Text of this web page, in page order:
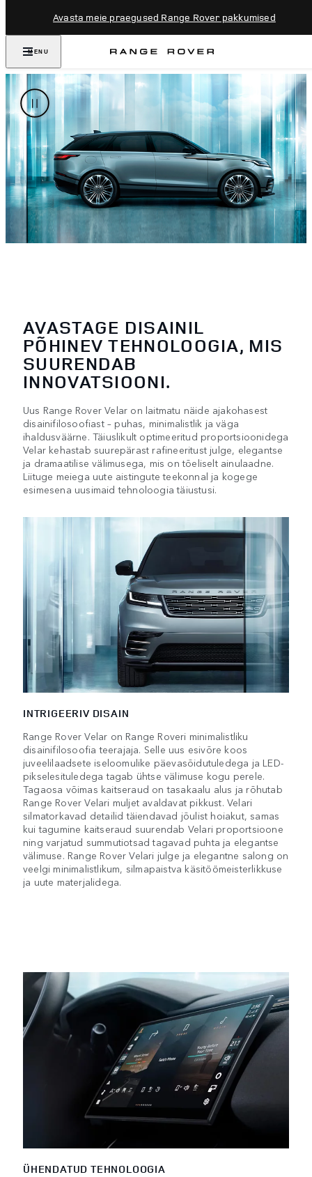
Avasta meie praegused Range Rover pakkumised
MENU
AVASTAGE DISAINIL
PÕHINEV TEHNOLOOGIA, MIS
SUURENDAB
INNOVATSIOONI.
Uus Range Rover Velar on laitmatu näide ajakohasest
disainifilosoofiast – puhas, minimalistlik ja väga
ihaldusväärne. Täiuslikult optimeeritud proportsioonidega
Velar kehastab suurepärast rafineeritust julge, elegantse
ja dramaatilise välimusega, mis on tõeliselt ainulaadne.
Liituge meiega uute aistingute teekonnal ja kogege
esimesena uusimaid tehnoloogia täiustusi.
INTRIGEERIV DISAIN
Range Rover Velar on Range Roveri minimalistliku
disainifilosoofia teerajaja. Selle uus esivõre koos
juveelilaadsete iseloomulike päevasõidutuledega ja LED-
pikselesituledega tagab ühtse välimuse kogu perele.
Tagaosa võimas kaitseraud on tasakaalu alus ja rõhutab
Range Rover Velari muljet avaldavat pikkust. Velari
silmatorkavad detailid täiendavad jõulist hoiakut, samas
kui tagumine kaitseraud suurendab Velari proportsioone
ning varjatud summutiotsad tagavad puhta ja elegantse
välimuse. Range Rover Velari julge ja elegantne salong on
veelgi minimalistlikum, silmapaistva käsitöömeisterlikkuse
ja uute materjalidega.
ÜHENDATUD TEHNOLOOGIA